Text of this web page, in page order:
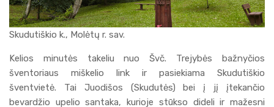
Skudutiškio k., Molėtų r. sav.
Kelios minutės takeliu nuo Švč. Trejybės bažnyčios
šventoriaus miškelio link ir pasiekiama Skudutiškio
šventvietė. Tai Juodišos (Skudutės) bei į jį įtekančio
bevardžio upelio santaka, kurioje stūkso dideli ir mažesni